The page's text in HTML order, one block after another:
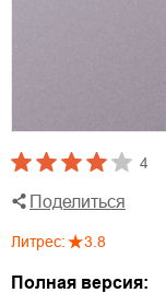
4
Поделиться
Литрес: 3.8
Полная версия: